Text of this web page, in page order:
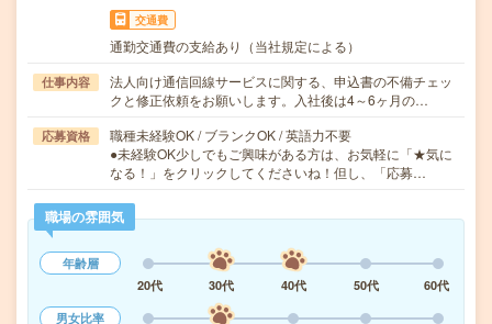
交通費
通勤交通費の支給あり（当社規定による）
仕事内容
法人向け通信回線サービスに関する、申込書の不備チェッ
クと修正依頼をお願いします。入社後は4～6ヶ月の…
応募資格
職種未経験OK / ブランクOK / 英語力不要
●未経験OK少しでもご興味がある方は、お気軽に「★気に
なる！」をクリックしてくださいね！但し、「応募…
職場の雰囲気
年齢層
20代
30代 40代 50代
60代
男女比率